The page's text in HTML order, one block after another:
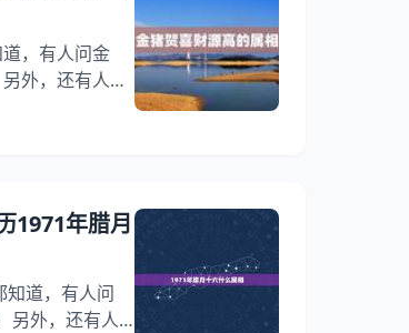
，有人问金
外，还有人想
回事？其实金
看金猪报喜猜
中最便宜的一
1971年腊月
知道，有人问
另外，还有人